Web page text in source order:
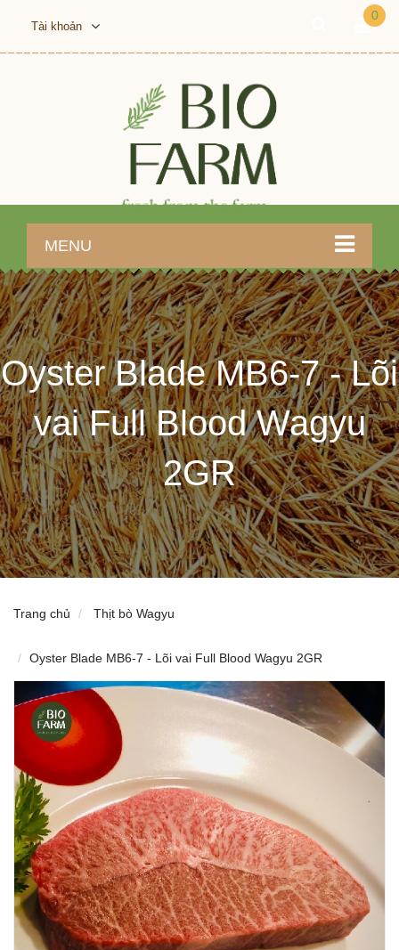
Tài khoản
0
MENU
Oyster Blade MB6-7 - Lõi
vai Full Blood Wagyu
2GR
Trang chủ Thịt bò Wagyu
Oyster Blade MB6-7 - Lõi vai Full Blood Wagyu 2GR